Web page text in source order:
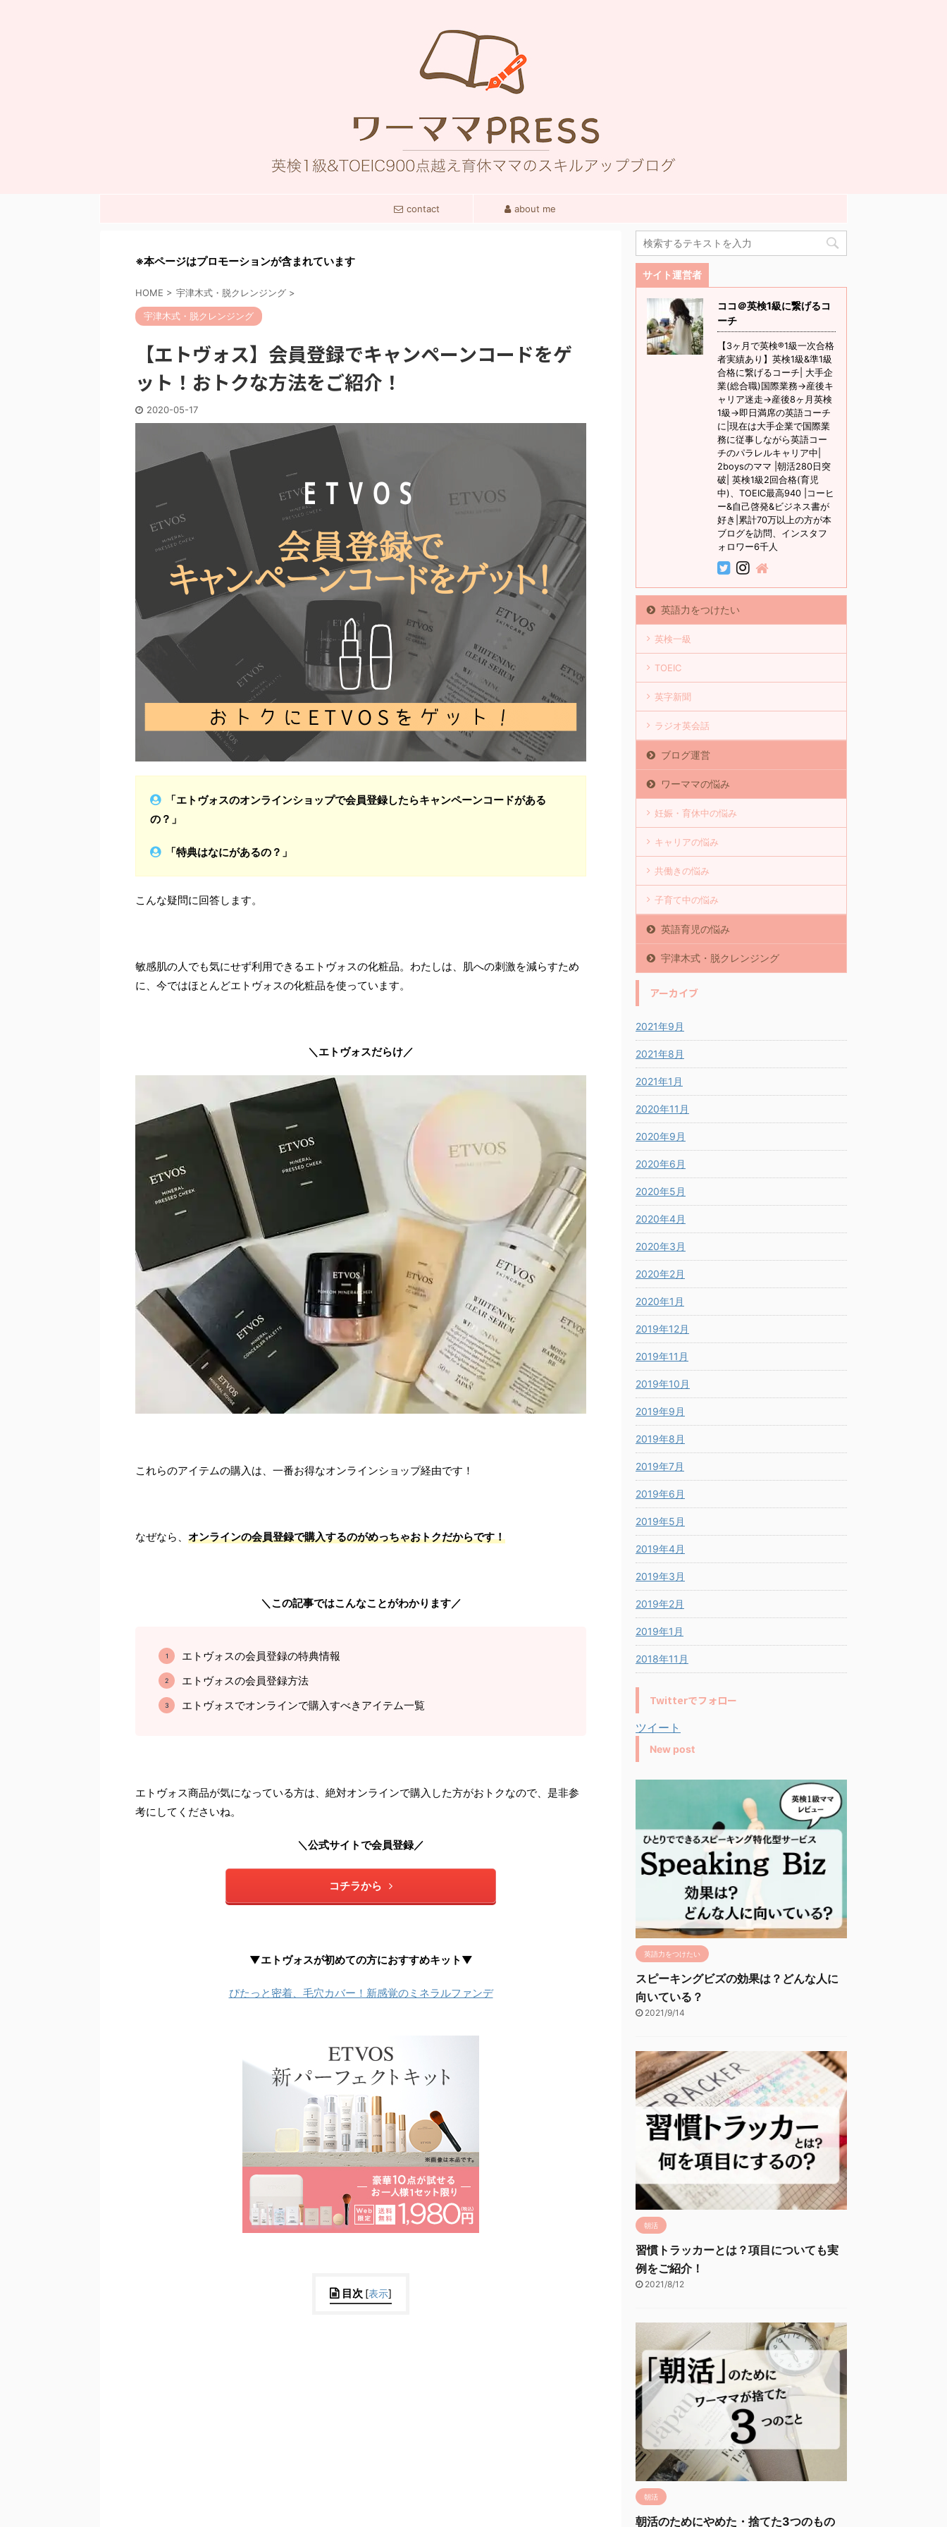
contact about me
※本ページはプロモーションが含まれています
HOME > 宇津木式・脱クレンジング >
宇津木式・脱クレンジング
【エトヴォス】会員登録でキャンペーンコードをゲ
ット！おトクな方法をご紹介！
2020-05-17
「エトヴォスのオンラインショップで会員登録したらキャンペーンコードがある
の？」
「特典はなにがあるの？」
こんな疑問に回答します。
敏感肌の人でも気にせず利用できるエトヴォスの化粧品。わたしは、肌への刺激を減らすため
に、今ではほとんどエトヴォスの化粧品を使っています。
＼エトヴォスだらけ／
これらのアイテムの購入は、一番お得なオンラインショップ経由です！
なぜなら、 オンラインの会員登録で購入するのがめっちゃおトクだからです！
＼この記事ではこんなことがわかります／
エトヴォスの会員登録の特典情報
エトヴォスの会員登録方法
エトヴォスでオンラインで購入すべきアイテム一覧
エトヴォス商品が気になっている方は、絶対オンラインで購入した方がおトクなので、是非参
考にしてくださいね。
＼公式サイトで会員登録／
コチラから
▼エトヴォスが初めての方におすすめキット▼
ぴたっと密着、毛穴カバー！新感覚のミネラルファンデ
目次 [表示]
サイト運営者
ココ＠英検1級に繋げるコ
ーチ
【3ヶ月で英検®1級一次合格
者実績あり】英検1級&準1級
合格に繋げるコーチ| 大手企
業(総合職)国際業務→産後キ
ャリア迷走→産後8ヶ月英検
1級→即日満席の英語コーチ
に|現在は大手企業で国際業
務に従事しながら英語コー
チのパラレルキャリア中|
2boysのママ |朝活280日突
破| 英検1級2回合格(育児
中)、TOEIC最高940 |コーヒ
ー&自己啓発&ビジネス書が
好き|累計70万以上の方が本
ブログを訪問、インスタフ
ォロワー6千人
英語力をつけたい
英検一級
TOEIC
英字新聞
ラジオ英会話
ブログ運営
ワーママの悩み
妊娠・育休中の悩み
キャリアの悩み
共働きの悩み
子育て中の悩み
英語育児の悩み
宇津木式・脱クレンジング
アーカイブ
2021年9月
2021年8月
2021年1月
2020年11月
2020年9月
2020年6月
2020年5月
2020年4月
2020年3月
2020年2月
2020年1月
2019年12月
2019年11月
2019年10月
2019年9月
2019年8月
2019年7月
2019年6月
2019年5月
2019年4月
2019年3月
2019年2月
2019年1月
2018年11月
Twitterでフォロー
ツイート
New post
英語力をつけたい
スピーキングビズの効果は？どんな人に
向いている？
2021/9/14
朝活
習慣トラッカーとは？項目についても実
例をご紹介！
2021/8/12
朝活
朝活のためにやめた・捨てた3つのもの